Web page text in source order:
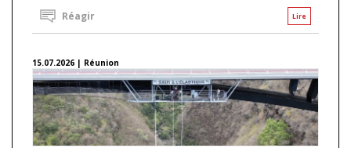
Lire
Réagir
15.07.2026 | Réunion